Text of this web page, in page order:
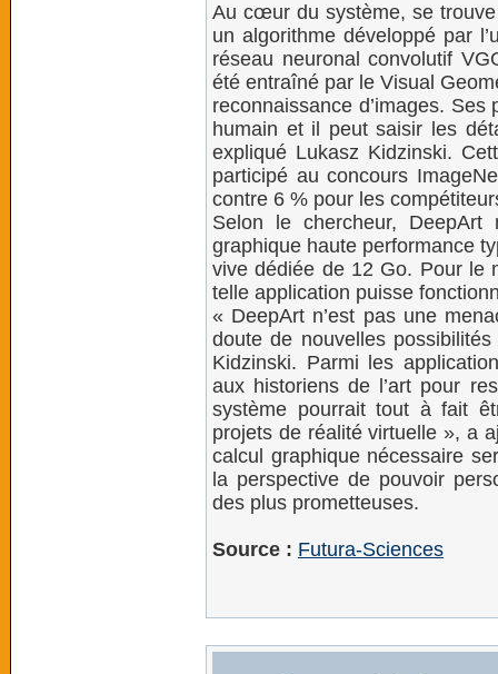
Au cœur du système, se
un algorithme développé par
réseau neuronal convolutif
été entraîné par le Visual
reconnaissance d’images.
humain et il peut saisir les
expliqué Lukasz Kidzinski.
participé au concours
contre 6 % pour les
Selon le chercheur, DeepArt
graphique haute performance
vive dédiée de 12 Go. Pour le
telle application puisse
« DeepArt n’est pas une
doute de nouvelles
Kidzinski. Parmi les
aux historiens de l’art pour
système pourrait tout à fait
projets de réalité virtuelle », a
calcul graphique nécessaire
la perspective de pouvoir
des plus prometteuses.
Source : Futura-Sciences